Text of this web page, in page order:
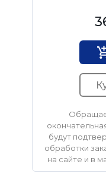
Нет бренда
будут
обработки
на сайте и в